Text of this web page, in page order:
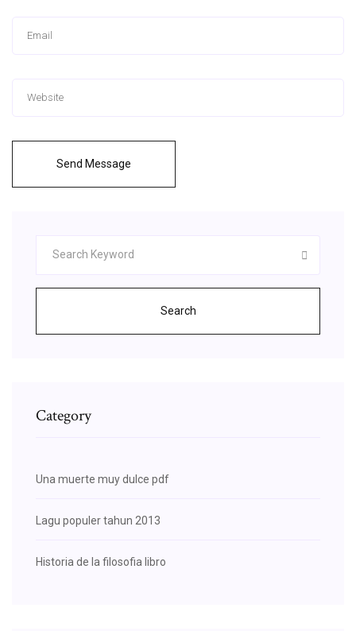
Send Message
Search
Category
Una muerte muy dulce pdf
Lagu populer tahun 2013
Historia de la filosofia libro